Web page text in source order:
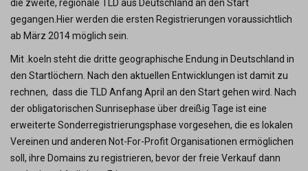
die zweite, regionale TLD aus Deutschland an den Start
gegangen.Hier werden die ersten Registrierungen voraussichtlich
ab März 2014 möglich sein.
Mit .koeln steht die dritte geographische Endung in Deutschland in
den Startlöchern. Nach den aktuellen Entwicklungen ist damit zu
rechnen, dass die TLD Anfang April an den Start gehen wird. Nach
der obligatorischen Sunrisephase über dreißig Tage ist eine
erweiterte Sonderregistrierungsphase vorgesehen, die es lokalen
Vereinen und anderen Not-For-Profit Organisationen ermöglichen
soll, ihre Domains zu registrieren, bevor der freie Verkauf dann